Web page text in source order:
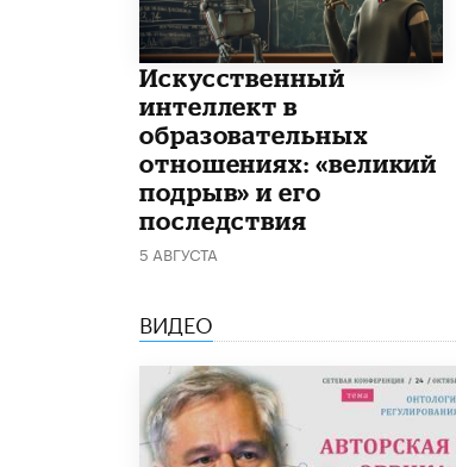
​Искусственный
интеллект в
образовательных
отношениях: «великий
подрыв» и его
последствия
5 АВГУСТА
ВИДЕО